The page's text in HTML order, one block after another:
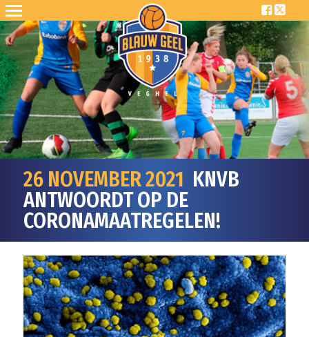
26 NOVEMBER 2021 KNVB
ANTWOORDT OP DE
CORONAMAATREGELEN!